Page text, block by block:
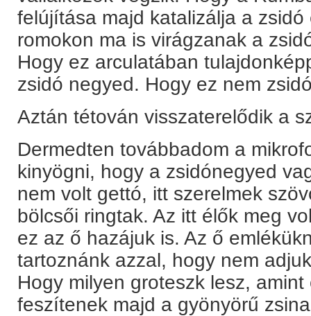
felújítása majd katalizálja a
romokon ma is virágzanak a
Hogy ez arculatában
zsidó negyed. Hogy ez nem
Aztán tétován visszaterelődik a
Dermedten továbbadom a
kinyögni, hogy a zsidónegyed
nem volt gettó, itt szerelmek
bölcsői ringtak. Az itt élők meg
ez az ő hazájuk is. Az ő
tartoznánk azzal, hogy nem
Hogy milyen groteszk lesz,
feszítenek majd a gyönyörű